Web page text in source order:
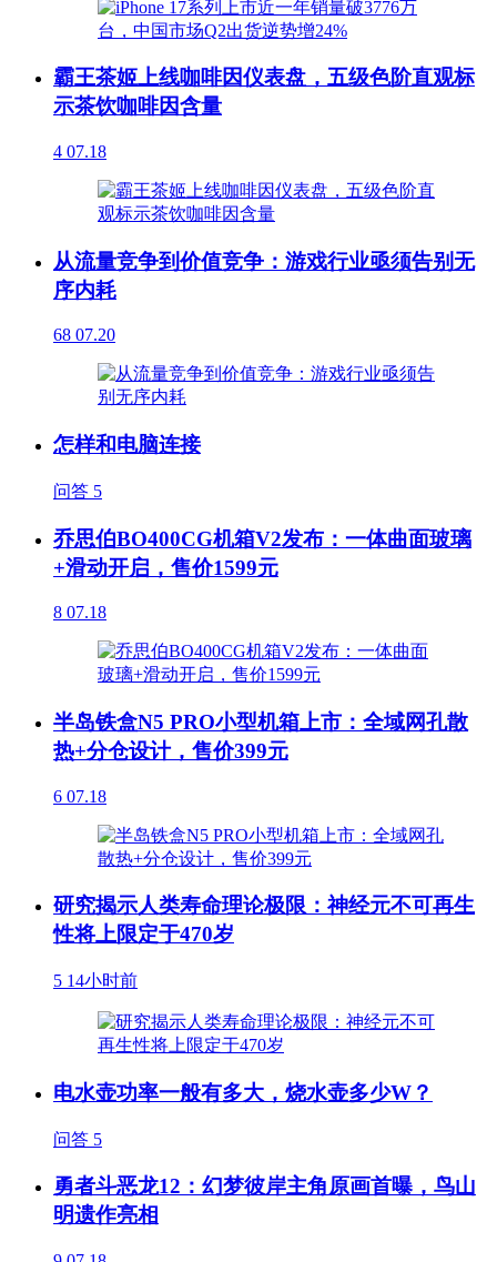
霸王茶姬上线咖啡因仪表盘，五级色阶直观标
示茶饮咖啡因含量
4 07.18
从流量竞争到价值竞争：游戏行业亟须告别无
序内耗
68 07.20
怎样和电脑连接
问答 5
乔思伯BO400CG机箱V2发布：一体曲面玻璃
+滑动开启，售价1599元
8 07.18
半岛铁盒N5 PRO小型机箱上市：全域网孔散
热+分仓设计，售价399元
6 07.18
研究揭示人类寿命理论极限：神经元不可再生
性将上限定于470岁
5 14小时前
电水壶功率一般有多大，烧水壶多少W？
问答 5
勇者斗恶龙12：幻梦彼岸主角原画首曝，鸟山
明遗作亮相